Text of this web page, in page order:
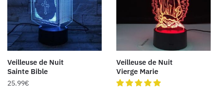
Veilleuse de Nuit
Sainte Bible
25.99€
Veilleuse de Nuit
Vierge Marie